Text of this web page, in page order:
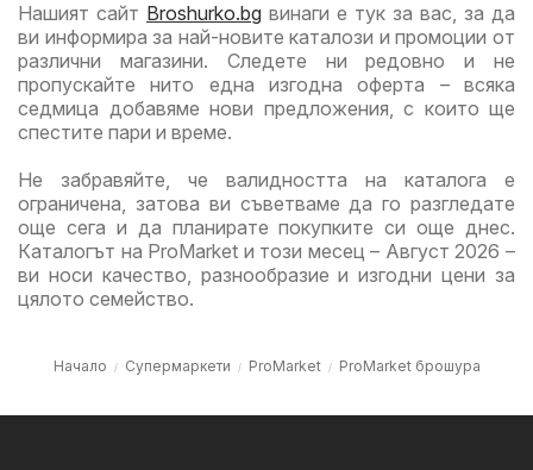
Нашият сайт Broshurko.bg винаги е тук за вас, за да
ви информира за най-новите каталози и промоции от
различни магазини. Следете ни редовно и не
пропускайте нито една изгодна оферта – всяка
седмица добавяме нови предложения, с които ще
спестите пари и време.
Не забравяйте, че валидността на каталога е
ограничена, затова ви съветваме да го разгледате
още сега и да планирате покупките си още днес.
Каталогът на ProMarket и този месец – Август 2026 –
ви носи качество, разнообразие и изгодни цени за
цялото семейство.
Начало Супермаркети ProMarket ProMarket брошура